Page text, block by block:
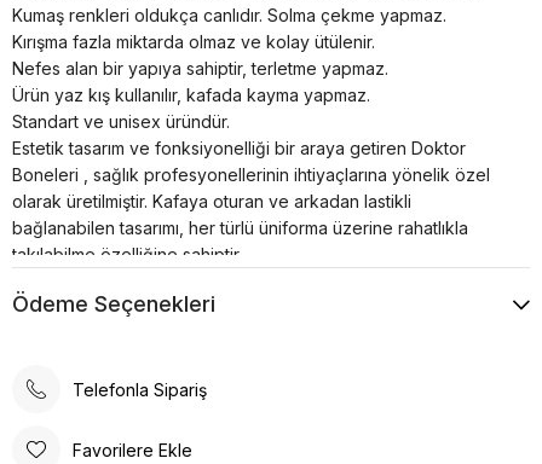
Kumaş renkleri oldukça canlıdır. Solma çekme yapmaz.
Kırışma fazla miktarda olmaz ve kolay ütülenir.
Nefes alan bir yapıya sahiptir, terletme yapmaz.
Ürün yaz kış kullanılır, kafada kayma yapmaz.
Standart ve unisex üründür.
Estetik tasarım ve fonksiyonelliği bir araya getiren Doktor
Boneleri , sağlık profesyonellerinin ihtiyaçlarına yönelik özel
olarak üretilmiştir. Kafaya oturan ve arkadan lastikli
bağlanabilen tasarımı, her türlü üniforma üzerine rahatlıkla
takılabilme özelliğine sahiptir.
konforlu bir deneyim sunar. Kumaş renkleri canlı ve
yapısı, terletme yapmaz ve yaz-kış kullanım için idealdir.
sağlık profesyonellerinin uzun çalışma saatlerinde rahatlıkla
Ödeme Seçenekleri
Telefonla Sipariş
Favorilere Ekle